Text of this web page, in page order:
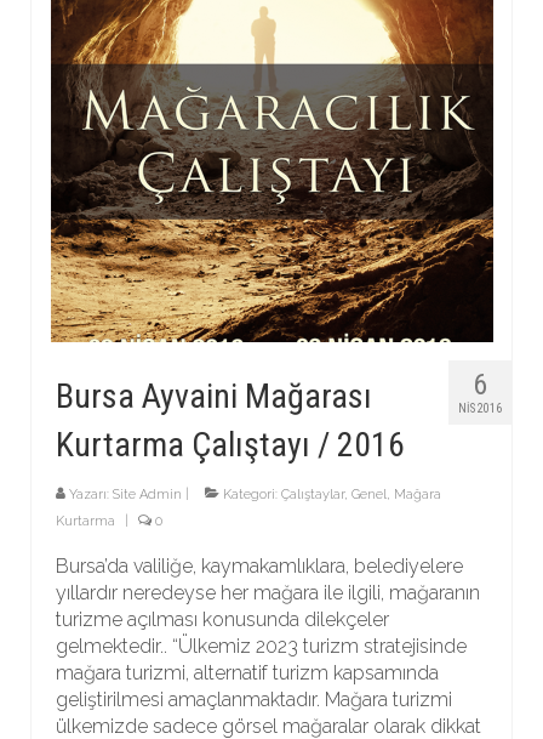
6
NIS 2016
Bursa Ayvaini Mağarası
Kurtarma Çalıştayı / 2016
Yazarı: Site Admin Kategori: Çalıştaylar, Genel, Mağara
Kurtarma
0
Bursa’da valiliğe, kaymakamlıklara, belediyelere
yıllardır neredeyse her mağara ile ilgili, mağaranın
turizme açılması konusunda dilekçeler
gelmektedir.. “Ülkemiz 2023 turizm stratejisinde
mağara turizmi, alternatif turizm kapsamında
geliştirilmesi amaçlanmaktadır. Mağara turizmi
ülkemizde sadece görsel mağaralar olarak dikkat